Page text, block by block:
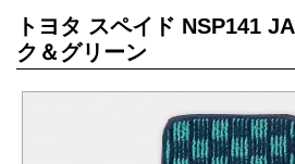
トヨタ スペイド NSP141
ク＆グリーン